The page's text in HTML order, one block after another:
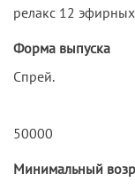
релакс 12
Форма выпуска
Спрей.
50000
Минимальный